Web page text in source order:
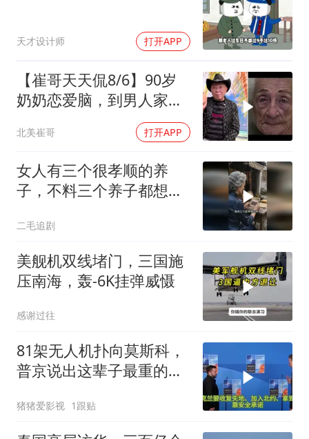
天才设计师 打开APP
【崔哥天天侃8/6】90岁
奶奶恋爱脑，到男人家索
北美崔哥 打开APP
女人有三个很孝顺的养
子，不料三个养子都想害
二毛追剧
美舰机双线堵门，三国施
压南海，轰-6K挂弹威慑
感谢过往
81架无人机扑向莫斯科，
普京说出这辈子最重的一
猪猪爱影视 1跟贴